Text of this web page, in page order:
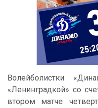
Волейболистки
«Ленинградкой» со
втором матче